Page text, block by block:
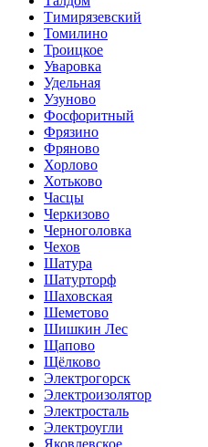
Тимирязевский
Томилино
Троицкое
Уваровка
Удельная
Узуново
Фосфоритный
Фрязино
Фряново
Хорлово
Хотьково
Часцы
Черкизово
Черноголовка
Чехов
Шатура
Шатурторф
Шаховская
Шеметово
Шишкин Лес
Щапово
Щёлково
Электрогорск
Электроизолятор
Электросталь
Электроугли
Яковлевское